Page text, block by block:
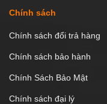
Chính sách
Chính sách đổi trả hàng
Chính sách bảo hành
Chính Sách Bảo Mật
Chính sách đại lý